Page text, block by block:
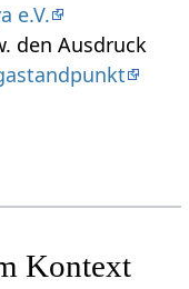
e.V.
den Ausdruck
Kontext